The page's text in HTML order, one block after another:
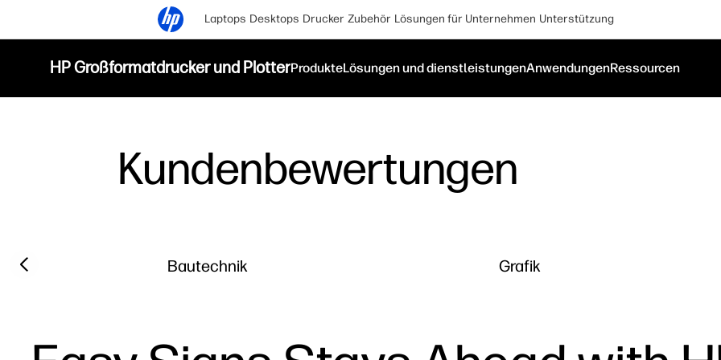
Laptops Desktops Drucker Zubehör Lösungen für Unternehmen Unterstützung
HP Großformatdrucker und PlotterProdukteLösungen und dienstleistungenAnwendungenRessourcen
Kundenbewertungen
Filter category
Bautechnik Grafik
Previous slide